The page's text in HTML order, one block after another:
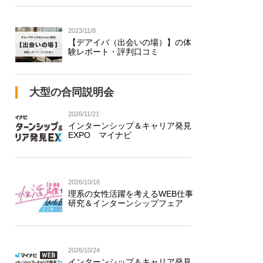
2023/11/8
【デアイバ（出会いの場）】の体
験レポート・評判口コミ
大型の合同説明会
2026/11/21
インターンシップ＆キャリア発見
EXPO マイナビ
2026/10/18
理系の女性活躍を考えるWEB仕事
研究＆インターンシップフェア
2026/10/24